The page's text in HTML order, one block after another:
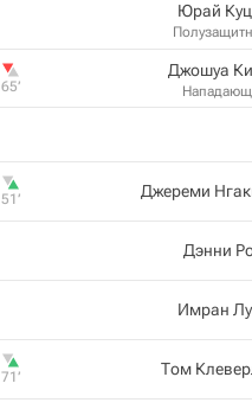
Юрай
Джошуа
65‎’‎
Джереми
51‎’‎
Дэнни
Имран
Том
71‎’‎